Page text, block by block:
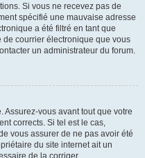
Si vous ne recevez pas de
spécifié une mauvaise adresse
a été filtré en tant que
de courrier électronique que vous
un administrateur du forum.
Assurez-vous avant tout que votre
corrects. Si tel est le cas,
vous assurer de ne pas avoir été
du site internet ait un
de la corriger.